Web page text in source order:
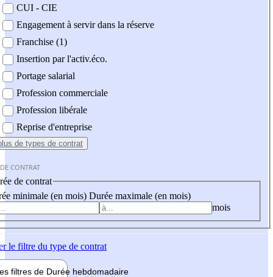
CUI - CIE
Engagement à servir dans la réserve
Franchise (1)
Insertion par l'activ.éco.
Portage salarial
Profession commerciale
Profession libérale
Reprise d'entreprise
de types de contrat
CONTRAT
de contrat
minimale (en mois) Durée maximale (en mois)
mois
le filtre du type de contrat
filtres de Durée hebdomadaire